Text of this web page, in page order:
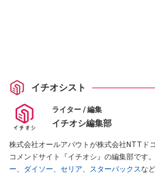
イチオシスト
ライター / 編集
イチオシ編集部
株式会社オールアバウトが株式会社NTTド
コメンドサイト『イチオシ』の編集部です。
ー、 ダイソー、 セリア、 スターバックスな